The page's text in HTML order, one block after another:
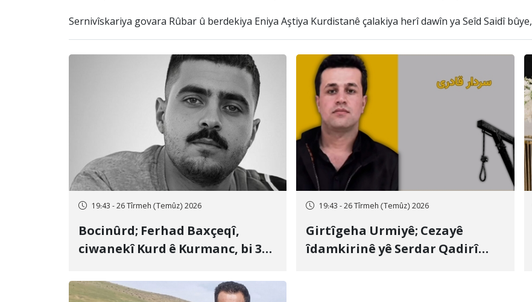
Sernivîskariya govara Rûbar û berdekiya Eniya Aştiya Kurdistanê çalakiya herî dawîn ya Seîd Saidî bûye,
19:43 - 26 Tîrmeh (Temûz) 2026
Bocinûrd; Ferhad Baxçeqî,
ciwanekî Kurd ê Kurmanc, bi 3
cezakirin
19:43 - 26 Tîrmeh (Temûz) 2026
Girtîgeha Urmiyê; Cezayê
îdamkirinê yê Serdar Qadirî